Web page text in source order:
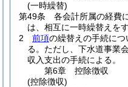
(一時繰替)
第49条
各会計所属の経費
は、相互に一時繰替えを
2
前項の繰替えの手続につ
る。 ただし、下水道事業
収入支出の手続による。
第6章
控除徴収
(控除徴収)